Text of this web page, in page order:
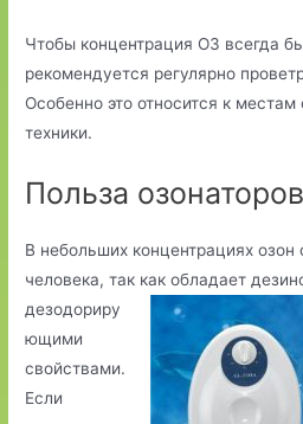
Чтобы концентрация О3 всегда
рекомендуется регулярно
Особенно это относится к
техники.
Польза озонаторов
В небольших концентрациях озон
человека, так как обладает
дезодориру
ющими
свойствами.
Если